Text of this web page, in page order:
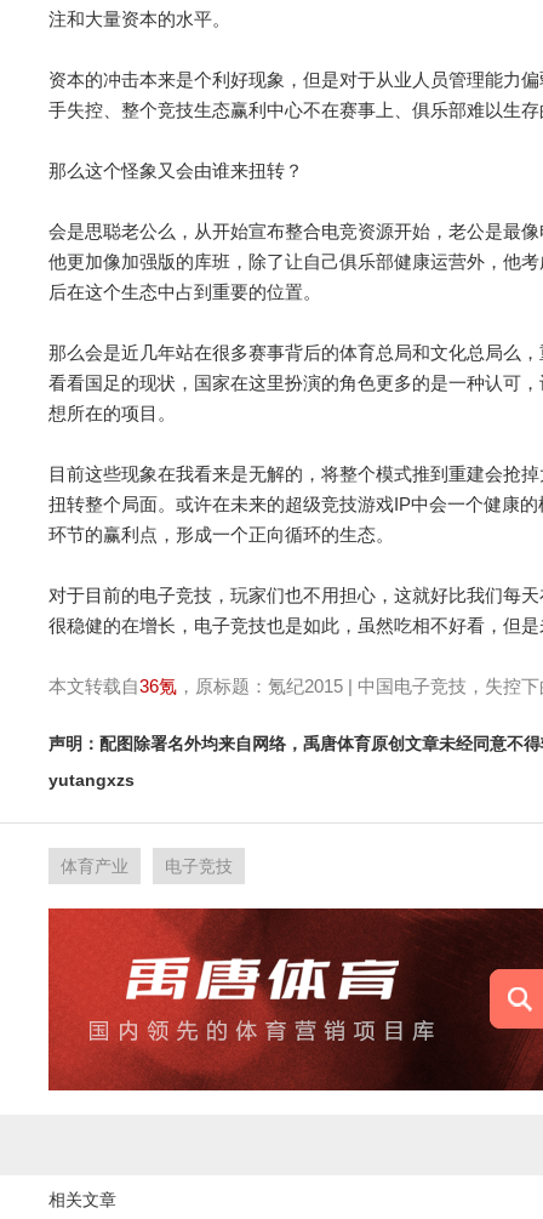
注和大量资本的水平。
资本的冲击本来是个利好现象，但是对于从业人员管理能力
手失控、整个竞技生态赢利中心不在赛事上、俱乐部难以生
那么这个怪象又会由谁来扭转？
会是思聪老公么，从开始宣布整合电竞资源开始，老公是最
他更加像加强版的库班，除了让自己俱乐部健康运营外，他
后在这个生态中占到重要的位置。
那么会是近几年站在很多赛事背后的体育总局和文化总局么
看看国足的现状，国家在这里扮演的角色更多的是一种认可
想所在的项目。
目前这些现象在我看来是无解的，将整个模式推到重建会抢
扭转整个局面。或许在未来的超级竞技游戏IP中会一个健康
环节的赢利点，形成一个正向循环的生态。
对于目前的电子竞技，玩家们也不用担心，这就好比我们每
很稳健的在增长，电子竞技也是如此，虽然吃相不好看，但
本文转载自36氪 ，原标题：氪纪2015 | 中国电子竞技，失控
声明：配图除署名外均来自网络，禹唐体育原创文章未经同意不
yutangxzs
体育产业 电子竞技
相关文章